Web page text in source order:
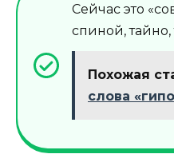
Сейчас это
спиной, тайно,
Похожая
слова